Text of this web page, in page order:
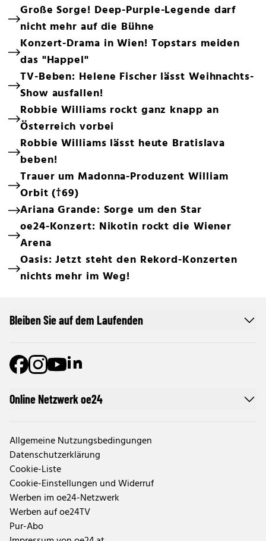
Große Sorge! Deep-Purple-Legende darf
nicht mehr auf die Bühne
Konzert-Drama in Wien! Topstars meiden
das "Happel"
TV-Beben: Helene Fischer lässt Weihnachts-
Show ausfallen!
Robbie Williams rockt ganz knapp an
Österreich vorbei
Robbie Williams lässt heute Bratislava
beben!
Trauer um Madonna-Produzent William
Orbit (†69)
Ariana Grande: Sorge um den Star
oe24-Konzert: Nikotin rockt die Wiener
Arena
Oasis: Jetzt steht den Rekord-Konzerten
nichts mehr im Weg!
Online Netzwerk oe24
Allgemeine Nutzungsbedingungen
Datenschutzerklärung
Cookie-Liste
Cookie-Einstellungen und Widerruf
Werben im oe24-Netzwerk
Werben auf oe24TV
Pur-Abo
Bleiben Sie auf dem Laufenden